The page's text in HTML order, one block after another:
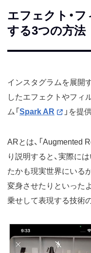
エフェクト・
する3つの方法
インスタグラムを展開
したエフェクトやフィ
ム「 Spark AR 」を提
ARとは、「Augmented
り説明すると、実際に
たかも現実世界にいる
変身させたりといった
乗せして表現する技術